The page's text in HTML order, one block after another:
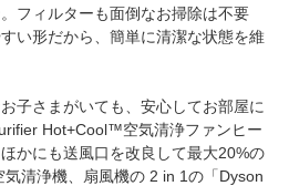
フィルターも面倒なお掃除は不要
い形だから、簡単に清潔な状態を維
子さまがいても、安心してお部屋に
Hot+Cool™空気清浄ファンヒー
かにも送風口を改良して最大20%の
清浄機、扇風機の 2 in 1の「Dyson